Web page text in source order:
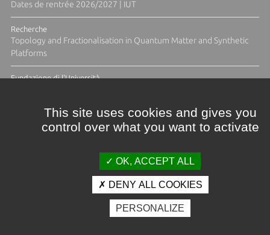
Dates de rentrée 2026/2027 | IUT
Recherche
Topology and Fractionalisation in Quantum Matter and Synthetic
Platforms
Fundazione di l'Università
Crédits et mentions légales
Espace presse
Photothèque
This site uses cookies and gives you
control over what you want to activate
OK, ACCEPT ALL
DENY ALL COOKIES
PERSONALIZE